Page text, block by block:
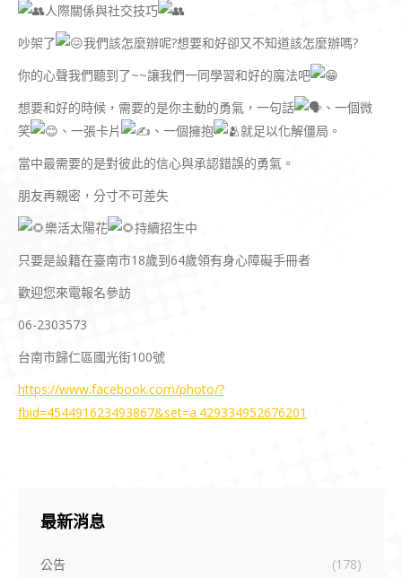
人際關係與社交技巧
吵架了
我們該怎麼辦呢?想要和好卻又不知道該怎麼辦嗎?
你的心聲我們聽到了~~讓我們一同學習和好的魔法吧
想要和好的時候，需要的是你主動的勇氣，一句話
、一個微
笑
、一張卡片 、一個擁抱
就足以化解僵局。
當中最需要的是對彼此的信心與承認錯誤的勇氣。
朋友再親密，分寸不可差失
樂活太陽花
持續招生中
只要是設籍在臺南市18歲到64歲領有身心障礙手冊者
歡迎您來電報名參訪
06-2303573
台南市歸仁區國光街100號
https://www.facebook.com/photo/?
fbid=454491623493867&set=a.429334952676201
最新消息
公告 (178)